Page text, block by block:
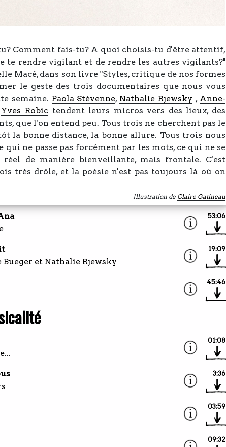
Comment fais-tu? A quoi choisis-tu d'être attentif,
te rendre vigilant et de rendre les autres vigilants?"
Macé, dans son livre "Styles, critique de nos formes
le geste des trois documentaires que nous vous
semaine. Paola Stévenne, Nathalie Rjewsky , Anne-
Yves Robictendent leurs micros vers des lieux, des
que l'on entend peu. Tous trois ne cherchent pas le
la bonne distance, la bonne allure. Tous trois nous
qui ne passe pas forcément par les mots, ce qui ne se
de manière bienveillante, mais frontale. C'est
très drôle, et la poésie n'est pas toujours là où on
Illustration de Claire Gatineau
53:06
Bueger et Nathalie Rjewsky
19:09
45:46
01:08
3:36
03:59
09:32